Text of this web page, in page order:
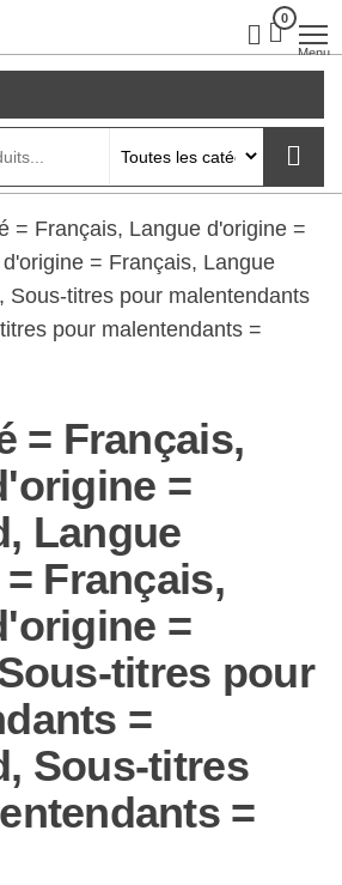
0
Menu
= Français, Langue d'origine =
= Français, Langue
Sous-titres pour malentendants
pour malentendants =
= Français,
=
Langue
Français,
=
titres pour
=
Sous-titres
=